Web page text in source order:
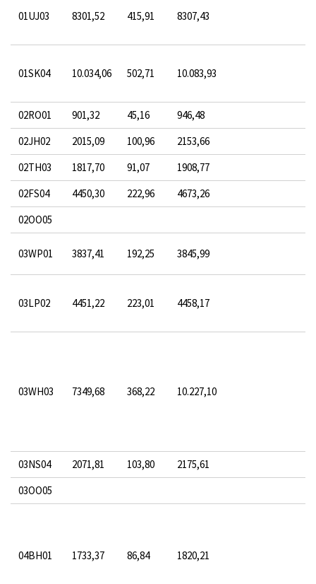
01UJ03 8301,52 415,91 8307,43
01SK04 10.034,06 502,71 10.083,93
02RO01 901,32 45,16
946,48
02JH02
2015,09 100,96
2153,66
02TH03
1817,70 91,07
1908,77
02FS04
4450,30 222,96
4673,26
02OO05
03WP01 3837,41 192,25 3845,99
03LP02 4451,22 223,01 4458,17
03WH03 7349,68 368,22 10.227,10
03NS04 2071,81 103,80
2175,61
03OO05
04BH01 1733,37 86,84 1820,21